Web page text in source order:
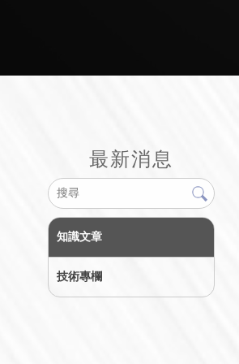
最新消息
知識文章
技術專欄